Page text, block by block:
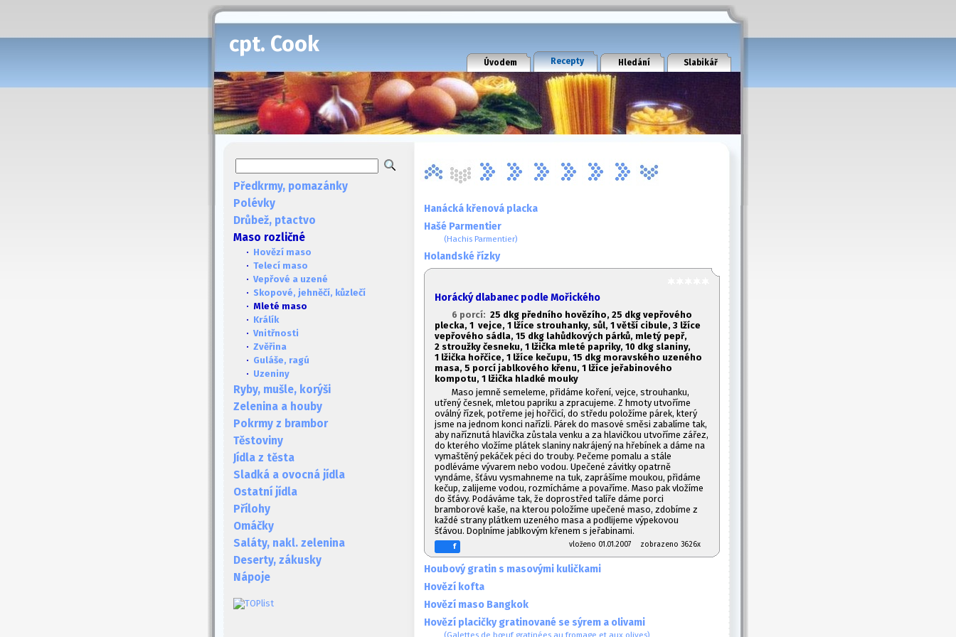
cpt. Cook
Úvodem Recepty Hledání Slabikář
Předkrmy, pomazánky
Polévky
Drůbež, ptactvo
Maso rozličné
· Hovězí maso
· Telecí maso
· Vepřové a uzené
· Skopové, jehněčí, kůzlečí
· Mleté maso
· Králík
· Vnitřnosti
· Zvěřina
· Guláše, ragú
· Uzeniny
Ryby, mušle, korýši
Zelenina a houby
Pokrmy z brambor
Těstoviny
Jídla z těsta
Sladká a ovocná jídla
Ostatní jídla
Přílohy
Omáčky
Saláty, nakl. zelenina
Deserty, zákusky
Nápoje
Hanácká křenová placka
Hašé Parmentier
(Hachis Parmentier)
Holandské řízky
Horácký dlabanec podle Mořického
6 porcí: 25 dkg předního hovězího, 25 dkg vepřového
plecka, 1 vejce, 1 lžíce strouhanky, sůl, 1 větší cibule, 3 lžíce
vepřového sádla, 15 dkg lahůdkových párků, mletý pepř,
2 stroužky česneku, 1 lžička mleté papriky, 10 dkg slaniny,
1 lžička hořčice, 1 lžíce kečupu, 15 dkg moravského uzeného
masa, 5 porcí jablkového křenu, 1 lžíce jeřabinového
kompotu, 1 lžička hladké mouky
Maso jemně semeleme, přidáme koření, vejce, strouhanku,
utřený česnek, mletou papriku a zpracujeme. Z hmoty utvoříme
oválný řízek, potřeme jej hořčicí, do středu položíme párek, který
jsme na jednom konci nařízli. Párek do masové směsi zabalíme tak,
aby naříznutá hlavička zůstala venku a za hlavičkou utvoříme zářez,
do kterého vložíme plátek slaniny nakrájený na hřebínek a dáme na
vymaštěný pekáček péci do trouby. Pečeme pomalu a stále
podléváme vývarem nebo vodou. Upečené závitky opatrně
vyndáme, šťávu vysmahneme na tuk, zaprášíme moukou, přidáme
kečup, zalijeme vodou, rozmícháme a povaříme. Maso pak vložíme
do šťávy. Podáváme tak, že doprostřed talíře dáme porci
bramborové kaše, na kterou položíme upečené maso, zdobíme z
každé strany plátkem uzeného masa a podlijeme výpekovou
šťávou. Doplníme jablkovým křenem s jeřabinami.
f vloženo 01.01.2007 zobrazeno 3626x
Houbový gratin s masovými kuličkami
Hovězí kofta
Hovězí maso Bangkok
Hovězí placičky gratinované se sýrem a olivami
(Galettes de bœuf gratinées au fromage et aux olives)